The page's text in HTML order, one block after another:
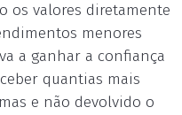
os valores diretamente
menores
a ganhar a confiança
quantias mais
e não devolvido o